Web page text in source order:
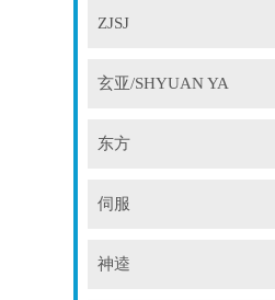
ZJSJ
玄亚/SHYUAN YA
东方
伺服
神逵